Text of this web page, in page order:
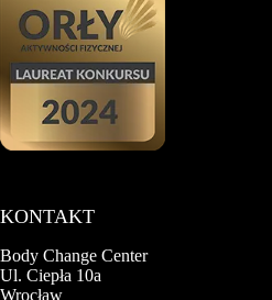
KONTAKT
Body Change Center
Ul. Ciepła 10a
Wrocław